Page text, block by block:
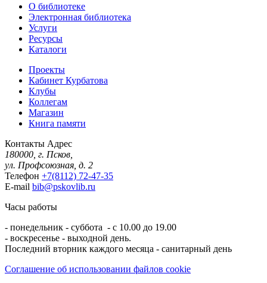
О библиотеке
Электронная библиотека
Услуги
Ресурсы
Каталоги
Проекты
Кабинет Курбатова
Клубы
Коллегам
Магазин
Книга памяти
Контакты Адрес
180000, г. Псков,
ул. Профсоюзная, д. 2
Телефон +7(8112) 72-47-35
E-mail bib@pskovlib.ru
Часы работы
- понедельник - суббота - с 10.00 до 19.00
- воскресенье - выходной день.
Последний вторник каждого месяца - санитарный день
Соглашение об использовании файлов cookie